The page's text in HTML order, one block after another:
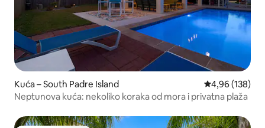
Kuća – South Padre Island Prosječna
4,96 (138)
Neptunova kuća: nekoliko koraka od mora i privatna plaža